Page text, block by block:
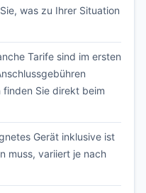
was zu Ihrer Situation
Tarife sind im ersten
finden Sie direkt beim
Gerät inklusive ist
muss, variiert je nach